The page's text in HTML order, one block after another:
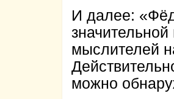
И далее:
мыслителей
можно